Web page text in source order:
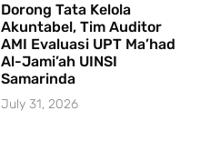
Dorong Tata Kelola
Akuntabel, Tim Auditor
AMI Evaluasi UPT Ma’had
Al-Jami’ah UINSI
Samarinda
July 31, 2026